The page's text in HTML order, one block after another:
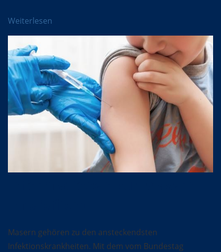
Weiterlesen
Masern gehören zu den ansteckendsten
Infektionskrankheiten. Mit dem vom Bundestag